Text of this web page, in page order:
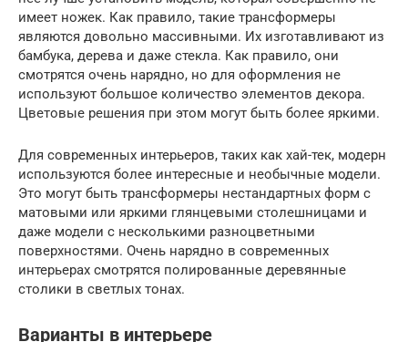
имеет ножек. Как правило, такие трансформеры
являются довольно массивными. Их изготавливают из
бамбука, дерева и даже стекла. Как правило, они
смотрятся очень нарядно, но для оформления не
используют большое количество элементов декора.
Цветовые решения при этом могут быть более яркими.
Для современных интерьеров, таких как хай-тек, модерн
используются более интересные и необычные модели.
Это могут быть трансформеры нестандартных форм с
матовыми или яркими глянцевыми столешницами и
даже модели с несколькими разноцветными
поверхностями. Очень нарядно в современных
интерьерах смотрятся полированные деревянные
столики в светлых тонах.
Варианты в интерьере